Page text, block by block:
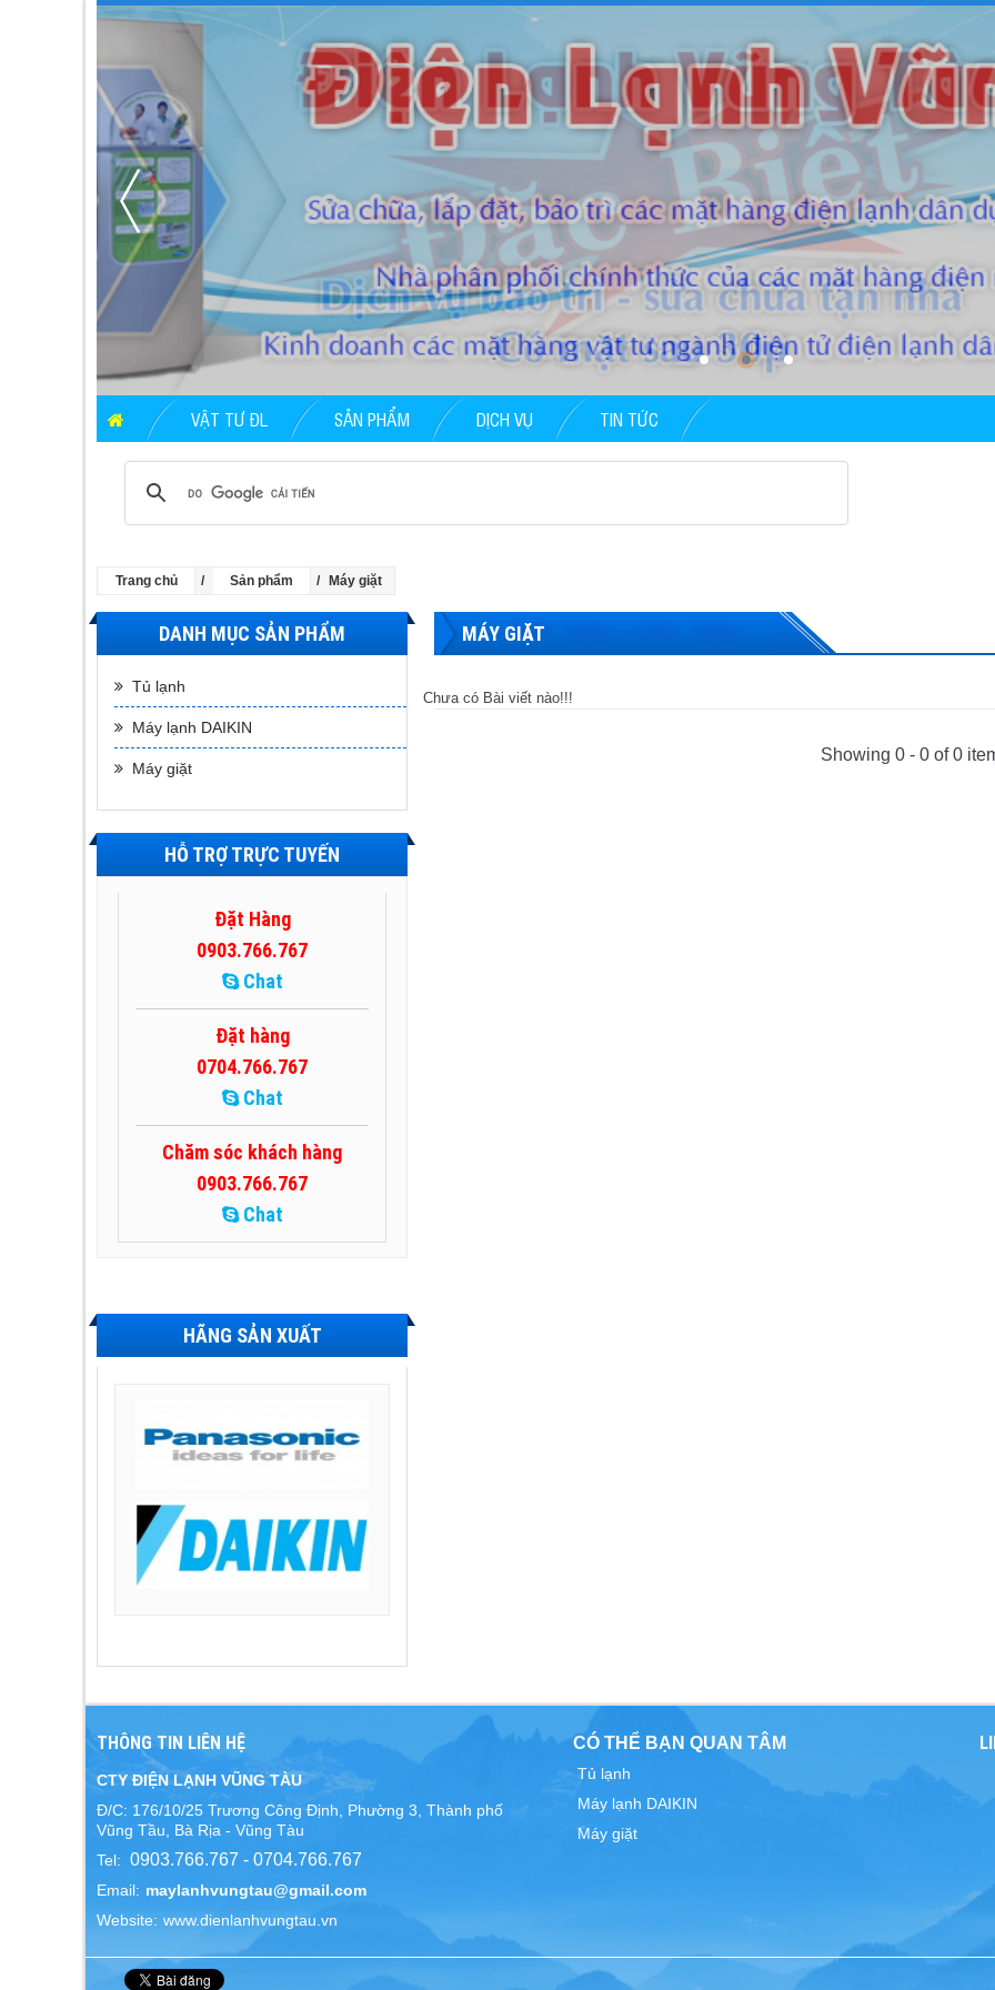
VẬT TƯ ĐL SẢN PHẨM DỊCH VỤ TIN TỨC
Trang chủ Sản phẩm Máy giặt
DANH MỤC SẢN PHẨM
Tủ lạnh
Máy lạnh DAIKIN
Máy giặt
HỖ TRỢ TRỰC TUYẾN
Đặt Hàng
0903.766.767
Chat
Đặt hàng
0704.766.767
Chat
Chăm sóc khách hàng
0903.766.767
Chat
HÃNG SẢN XUẤT
MÁY GIẶT
Chưa có Bài viết nào!!!
Showing 0 - 0 of 0
THÔNG TIN LIÊN HỆ
CTY ĐIỆN LẠNH VŨNG TÀU
Đ/C: 176/10/25 Trương Công Định, Phường 3, Thành phố
Vũng Tầu, Bà Rịa - Vũng Tàu
Tel: 0903.766.767 - 0704.766.767
Email: maylanhvungtau@gmail.com
Website: www.dienlanhvungtau.vn
CÓ THỂ BẠN QUAN TÂM
Tủ lạnh
Máy lạnh DAIKIN
Máy giặt